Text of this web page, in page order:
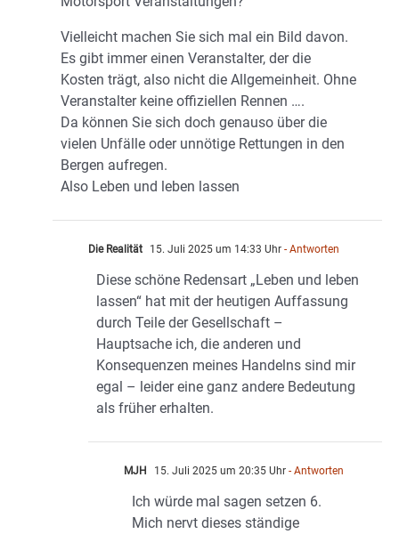
Vielleicht machen Sie sich mal ein Bild davon.
Es gibt immer einen Veranstalter, der die
Kosten trägt, also nicht die Allgemeinheit. Ohne
Veranstalter keine offiziellen Rennen ….
Da können Sie sich doch genauso über die
vielen Unfälle oder unnötige Rettungen in den
Bergen aufregen.
Also Leben und leben lassen
Die Realität 15. Juli 2025 um 14:33 Uhr - Antworten
Diese schöne Redensart „Leben und leben
lassen“ hat mit der heutigen Auffassung
durch Teile der Gesellschaft –
Hauptsache ich, die anderen und
Konsequenzen meines Handelns sind mir
egal – leider eine ganz andere Bedeutung
als früher erhalten.
MJH 15. Juli 2025 um 20:35 Uhr - Antworten
Ich würde mal sagen setzen 6.
Mich nervt dieses ständige